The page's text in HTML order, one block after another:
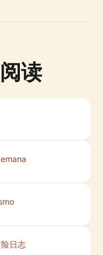
读
日志